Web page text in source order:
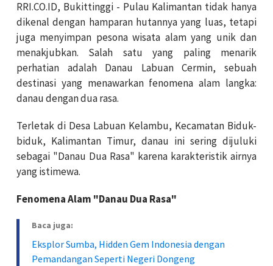
RRI.CO.ID, Bukittinggi - Pulau Kalimantan tidak hanya
dikenal dengan hamparan hutannya yang luas, tetapi
juga menyimpan pesona wisata alam yang unik dan
menakjubkan. Salah satu yang paling menarik
perhatian adalah Danau Labuan Cermin, sebuah
destinasi yang menawarkan fenomena alam langka:
danau dengan dua rasa.
Terletak di Desa Labuan Kelambu, Kecamatan Biduk-
biduk, Kalimantan Timur, danau ini sering dijuluki
sebagai "Danau Dua Rasa" karena karakteristik airnya
yang istimewa.
Fenomena Alam "Danau Dua Rasa"
Baca juga:
Eksplor Sumba, Hidden Gem Indonesia dengan
Pemandangan Seperti Negeri Dongeng